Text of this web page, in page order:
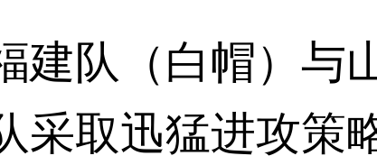
队（白帽）与
采取迅猛进攻策